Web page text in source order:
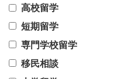
高校留学
短期留学
専門学校留学
移民相談